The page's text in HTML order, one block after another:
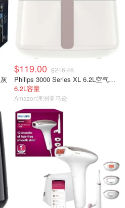
$119.00 $216.46
Philips 3000 Series XL 6.2L空气炸锅HD9270/21
6.2L容量
Amazon澳洲亚马逊